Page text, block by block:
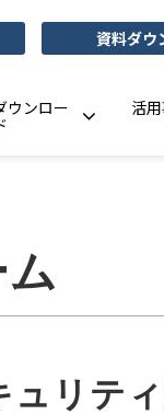
資料ダウ
ウンロー
活
ュリテ